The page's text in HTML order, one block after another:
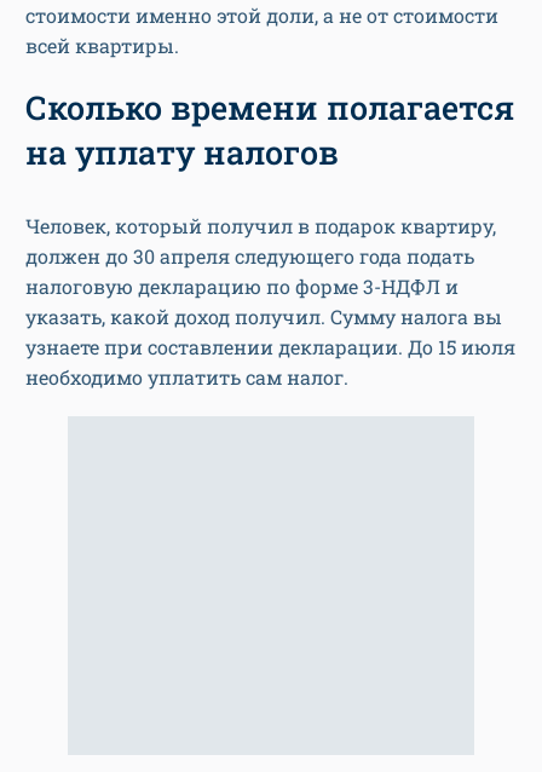
стоимости именно этой доли, а не от стоимости
всей квартиры.
Сколько времени полагается
на уплату налогов
Человек, который получил в подарок квартиру,
должен до 30 апреля следующего года подать
налоговую декларацию по форме 3-НДФЛ и
указать, какой доход получил. Сумму налога вы
узнаете при составлении декларации. До 15 июля
необходимо уплатить сам налог.